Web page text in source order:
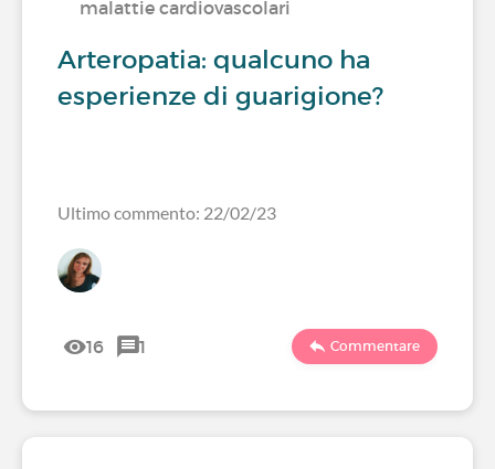
malattie cardiovascolari
Arteropatia: qualcuno ha
esperienze di guarigione?
Ultimo commento: 22/02/23
16 1 Commentare